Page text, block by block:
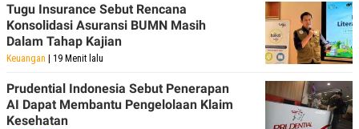
Tugu Insurance Sebut Rencana
Konsolidasi Asuransi BUMN Masih
Dalam Tahap Kajian
Keuangan | 19 Menit lalu
Prudential Indonesia Sebut Penerapan
AI Dapat Membantu Pengelolaan Klaim
Kesehatan